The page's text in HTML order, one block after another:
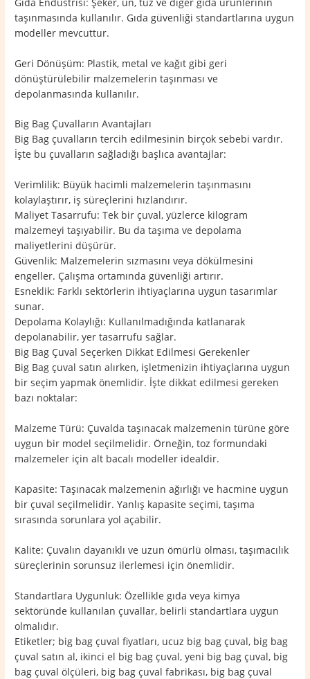
taşınmasında kullanılır. Gıda güvenliği standartlarına uygun
modeller mevcuttur.
Geri Dönüşüm: Plastik, metal ve kağıt gibi geri
dönüştürülebilir malzemelerin taşınması ve
depolanmasında kullanılır.
Big Bag Çuvalların Avantajları
Big Bag çuvalların tercih edilmesinin birçok sebebi vardır.
İşte bu çuvalların sağladığı başlıca avantajlar:
Verimlilik: Büyük hacimli malzemelerin taşınmasını
kolaylaştırır, iş süreçlerini hızlandırır.
Maliyet Tasarrufu: Tek bir çuval, yüzlerce kilogram
malzemeyi taşıyabilir. Bu da taşıma ve depolama
maliyetlerini düşürür.
Güvenlik: Malzemelerin sızmasını veya dökülmesini
engeller. Çalışma ortamında güvenliği artırır.
Esneklik: Farklı sektörlerin ihtiyaçlarına uygun tasarımlar
sunar.
Depolama Kolaylığı: Kullanılmadığında katlanarak
depolanabilir, yer tasarrufu sağlar.
Big Bag Çuval Seçerken Dikkat Edilmesi Gerekenler
Big Bag çuval satın alırken, işletmenizin ihtiyaçlarına uygun
bir seçim yapmak önemlidir. İşte dikkat edilmesi gereken
bazı noktalar:
Malzeme Türü: Çuvalda taşınacak malzemenin türüne göre
uygun bir model seçilmelidir. Örneğin, toz formundaki
malzemeler için alt bacalı modeller idealdir.
Kapasite: Taşınacak malzemenin ağırlığı ve hacmine uygun
bir çuval seçilmelidir. Yanlış kapasite seçimi, taşıma
sırasında sorunlara yol açabilir.
Kalite: Çuvalın dayanıklı ve uzun ömürlü olması, taşımacılık
süreçlerinin sorunsuz ilerlemesi için önemlidir.
Standartlara Uygunluk: Özellikle gıda veya kimya
sektöründe kullanılan çuvallar, belirli standartlara uygun
olmalıdır.
Etiketler; big bag çuval fiyatları, ucuz big bag çuval, big bag
çuval satın al, ikinci el big bag çuval, yeni big bag çuval, big
bag çuval ölçüleri, big bag çuval fabrikası, big bag çuval